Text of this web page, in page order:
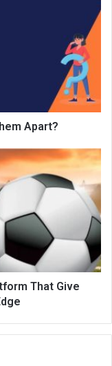
Apart?
That Give